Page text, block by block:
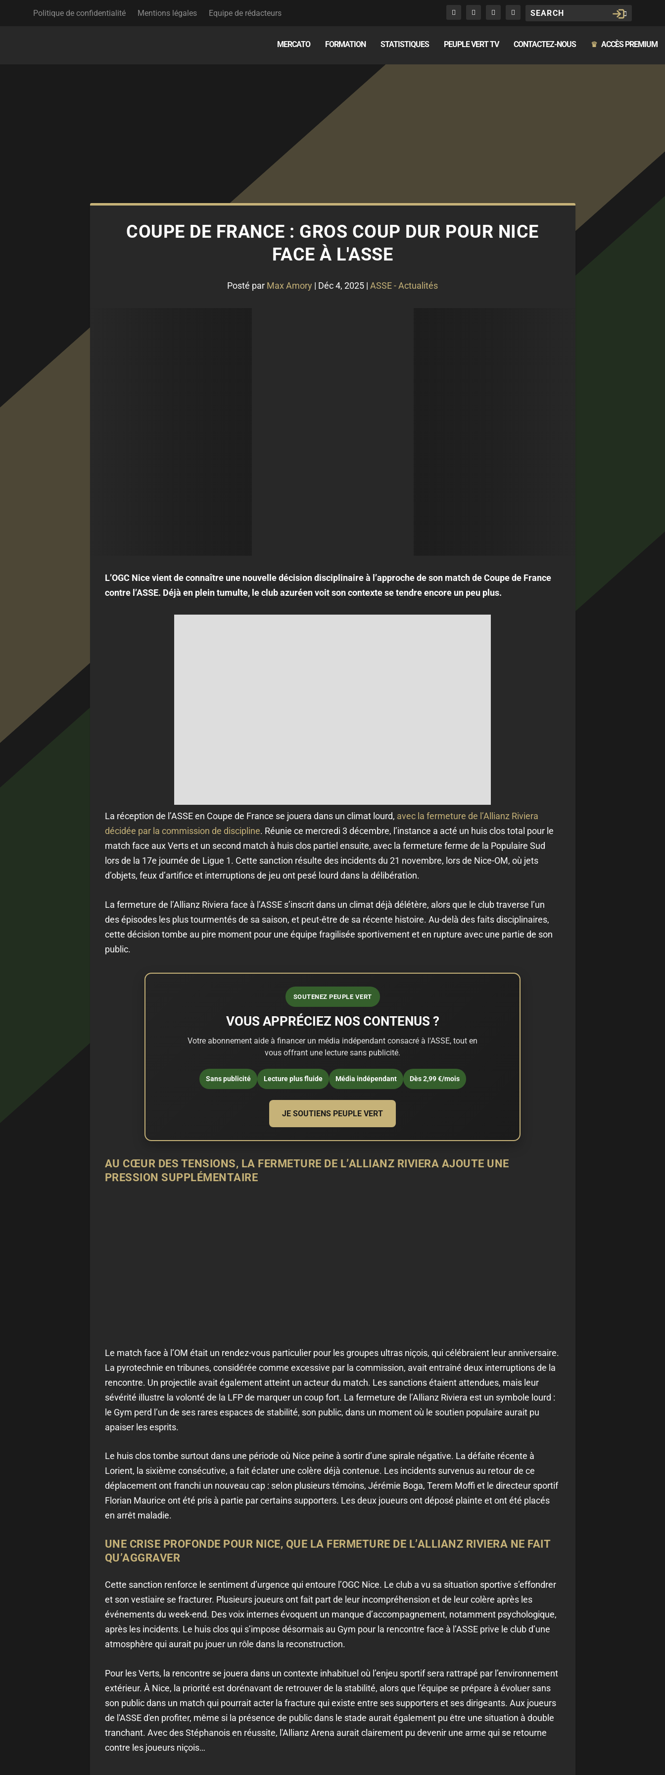
Politique de confidentialité Mentions légales Equipe de rédacteurs
MERCATO FORMATION STATISTIQUES PEUPLE VERT TV CONTACTEZ-NOUS ♛ ACCÈS PREMIUM
COUPE DE FRANCE : GROS COUP DUR POUR NICE
FACE À L'ASSE
Posté par Max Amory | Déc 4, 2025 | ASSE - Actualités
L’OGC Nice vient de connaître une nouvelle décision disciplinaire à l’approche de son match de Coupe de France
contre l’ASSE. Déjà en plein tumulte, le club azuréen voit son contexte se tendre encore un peu plus.
La réception de l’ASSE en Coupe de France se jouera dans un climat lourd, avec la fermeture de l’Allianz Riviera
décidée par la commission de discipline. Réunie ce mercredi 3 décembre, l’instance a acté un huis clos total pour le
match face aux Verts et un second match à huis clos partiel ensuite, avec la fermeture ferme de la Populaire Sud
lors de la 17e journée de Ligue 1. Cette sanction résulte des incidents du 21 novembre, lors de Nice-OM, où jets
d’objets, feux d’artifice et interruptions de jeu ont pesé lourd dans la délibération.
La fermeture de l’Allianz Riviera face à l’ASSE s’inscrit dans un climat déjà délétère, alors que le club traverse l’un
des épisodes les plus tourmentés de sa saison, et peut-être de sa récente histoire. Au-delà des faits disciplinaires,
cette décision tombe au pire moment pour une équipe fragilisée sportivement et en rupture avec une partie de son
public.
SOUTENEZ PEUPLE VERT
VOUS APPRÉCIEZ NOS CONTENUS ?
Votre abonnement aide à financer un média indépendant consacré à l'ASSE, tout en
vous offrant une lecture sans publicité.
Sans publicité Lecture plus fluide Média indépendant Dès 2,99 €/mois
JE SOUTIENS PEUPLE VERT
AU CŒUR DES TENSIONS, LA FERMETURE DE L’ALLIANZ RIVIERA AJOUTE UNE
PRESSION SUPPLÉMENTAIRE
Le match face à l’OM était un rendez-vous particulier pour les groupes ultras niçois, qui célébraient leur anniversaire.
La pyrotechnie en tribunes, considérée comme excessive par la commission, avait entraîné deux interruptions de la
rencontre. Un projectile avait également atteint un acteur du match. Les sanctions étaient attendues, mais leur
sévérité illustre la volonté de la LFP de marquer un coup fort. La fermeture de l’Allianz Riviera est un symbole lourd :
le Gym perd l’un de ses rares espaces de stabilité, son public, dans un moment où le soutien populaire aurait pu
apaiser les esprits.
Le huis clos tombe surtout dans une période où Nice peine à sortir d’une spirale négative. La défaite récente à
Lorient, la sixième consécutive, a fait éclater une colère déjà contenue. Les incidents survenus au retour de ce
déplacement ont franchi un nouveau cap : selon plusieurs témoins, Jérémie Boga, Terem Moffi et le directeur sportif
Florian Maurice ont été pris à partie par certains supporters. Les deux joueurs ont déposé plainte et ont été placés
en arrêt maladie.
UNE CRISE PROFONDE POUR NICE, QUE LA FERMETURE DE L’ALLIANZ RIVIERA NE FAIT
QU’AGGRAVER
Cette sanction renforce le sentiment d’urgence qui entoure l’OGC Nice. Le club a vu sa situation sportive s’effondrer
et son vestiaire se fracturer. Plusieurs joueurs ont fait part de leur incompréhension et de leur colère après les
événements du week-end. Des voix internes évoquent un manque d’accompagnement, notamment psychologique,
après les incidents. Le huis clos qui s’impose désormais au Gym pour la rencontre face à l’ASSE prive le club d’une
atmosphère qui aurait pu jouer un rôle dans la reconstruction.
Pour les Verts, la rencontre se jouera dans un contexte inhabituel où l’enjeu sportif sera rattrapé par l’environnement
extérieur. À Nice, la priorité est dorénavant de retrouver de la stabilité, alors que l’équipe se prépare à évoluer sans
son public dans un match qui pourrait acter la fracture qui existe entre ses supporters et ses dirigeants. Aux joueurs
de l'ASSE d'en profiter, même si la présence de public dans le stade aurait également pu être une situation à double
tranchant. Avec des Stéphanois en réussite, l'Allianz Arena aurait clairement pu devenir une arme qui se retourne
contre les joueurs niçois…